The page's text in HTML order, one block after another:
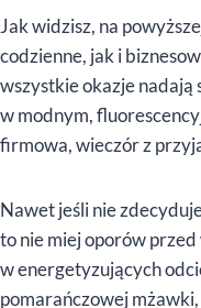
Jak widzisz, na
codzienne, jak i
wszystkie okazje nadają
w modnym,
firmowa, wieczór z
Nawet jeśli nie
to nie miej oporów
w energetyzujących
pomarańczowej